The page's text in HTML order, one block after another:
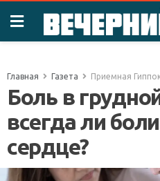
Главная Газета Приемная
Боль в
всегда ли
сердце?